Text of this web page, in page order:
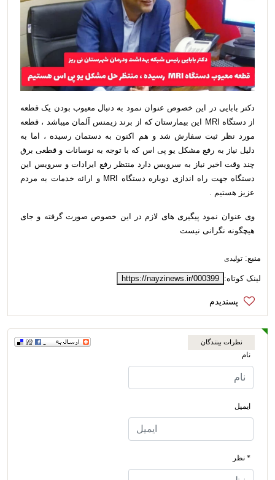
دکتر بابایی در این خصوص عنوان نمود به دنبال معیوب بودن یک قطعه
از دستگاه MRI این بیمارستان که از برند زیمنس آلمان میباشد ، قطعه
مورد نظر ثبت سفارش شد و هم اکنون به دستمان رسیده ، اما به
دلیل نیاز به رفع مشکل یو پی اس که با توجه به نوسانات و قطعی برق
چند وقت اخیر نیاز به سرویس دارد منتظر رفع ایرادات و سرویس این
دستگاه جهت راه اندازی دوباره دستگاه MRI و ارائه خدمات به مردم
عزیز هستیم .
وی عنوان نمود پیگیری های لازم در این خصوص صورت گرفته و جای
هیچگونه نگرانی نیست
منبع: تولیدی
لینک کوتاه: https://nayzinews.ir/000399
نظرات بینندگان
نام
ایمیل
* نظر